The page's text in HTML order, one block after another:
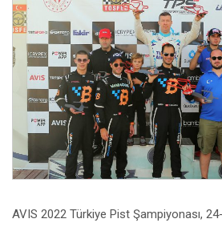
AVIS 2022 Türkiye Pist Şampiyonası,